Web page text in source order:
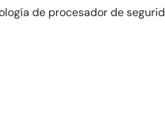
de procesador de